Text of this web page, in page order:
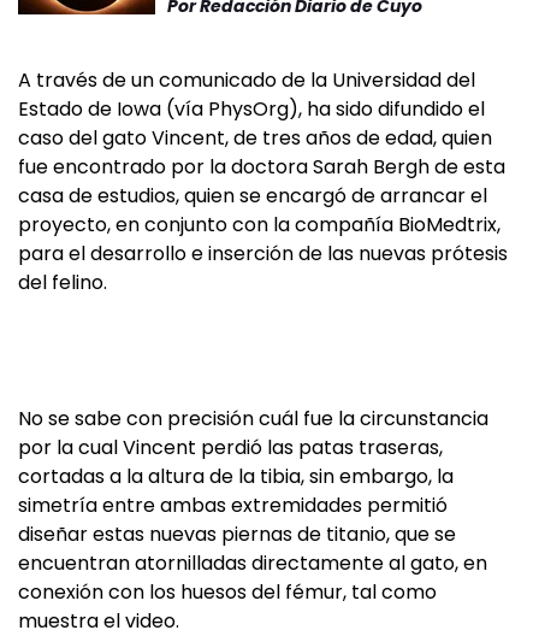
PorRedacción Diario de Cuyo
A través de un comunicado de la Universidad del
Estado de Iowa (vía PhysOrg), ha sido difundido el
caso del gato Vincent, de tres años de edad, quien
fue encontrado por la doctora Sarah Bergh de esta
casa de estudios, quien se encargó de arrancar el
proyecto, en conjunto con la compañía BioMedtrix,
para el desarrollo e inserción de las nuevas prótesis
del felino.
No se sabe con precisión cuál fue la circunstancia
por la cual Vincent perdió las patas traseras,
cortadas a la altura de la tibia, sin embargo, la
simetría entre ambas extremidades permitió
diseñar estas nuevas piernas de titanio, que se
encuentran atornilladas directamente al gato, en
conexión con los huesos del fémur, tal como
muestra el video.